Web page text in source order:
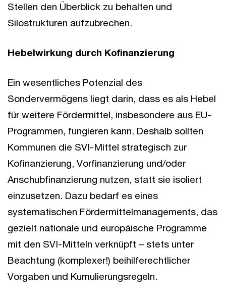
Stellen den Überblick zu behalten und
Silostrukturen aufzubrechen.
Hebelwirkung durch Kofinanzierung
Ein wesentliches Potenzial des
Sondervermögens liegt darin, dass es als Hebel
für weitere Fördermittel, insbesondere aus EU-
Programmen, fungieren kann. Deshalb sollten
Kommunen die SVI-Mittel strategisch zur
Kofinanzierung, Vorfinanzierung und/oder
Anschubfinanzierung nutzen, statt sie isoliert
einzusetzen. Dazu bedarf es eines
systematischen Fördermittelmanagements, das
gezielt nationale und europäische Programme
mit den SVI-Mitteln verknüpft – stets unter
Beachtung (komplexer!) beihilferechtlicher
Vorgaben und Kumulierungsregeln.